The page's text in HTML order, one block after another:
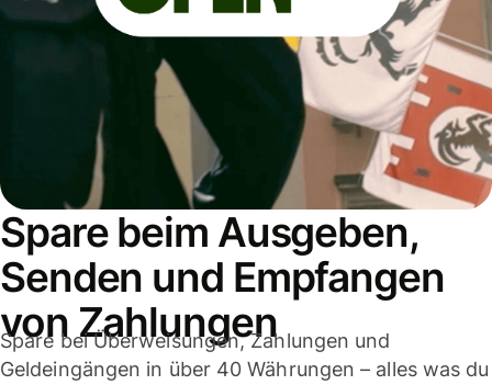
Spare beim Ausgeben,
Senden und Empfangen
von Zahlungen
Spare bei Überweisungen, Zahlungen und
Geldeingängen in über 40 Währungen – alles was du